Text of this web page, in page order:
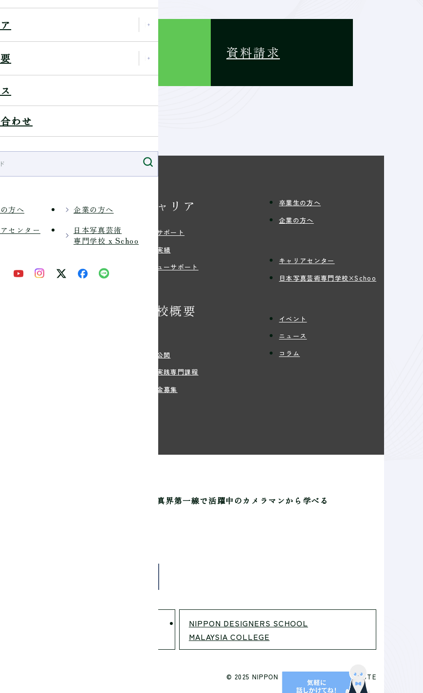
わせ
方へ
企業の方へ
センター
日本写真芸術
専門学校 x Schoo
Webパンフ
資料請求
長 キャリア
就職サポート
就職実績
デビューサポート
学校概要
情報公開
職業実践専門課程
寄付金募集
卒業生の方へ
企業の方へ
キャリアセンター
日本写真芸術専門学校×Schoo
イベント
ニュース
コラム
専門学校は
写真界第一線で活躍中のカメラマンから学べる
渋谷にある専門学校です。
東京都渋谷区桜丘町4-16
5585
NIPPON DESIGNERS SCHOOL
MALAYSIA COLLEGE
© 2025 NIPPON PHOTOGRAPHY INSTITUTE